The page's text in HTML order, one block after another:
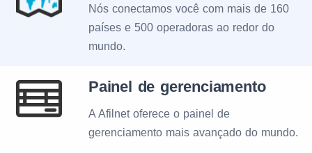
Nós conectamos você com mais de 160
países e 500 operadoras ao redor do
mundo.
Painel de gerenciamento
A Afilnet oferece o painel de
gerenciamento mais avançado do mundo.